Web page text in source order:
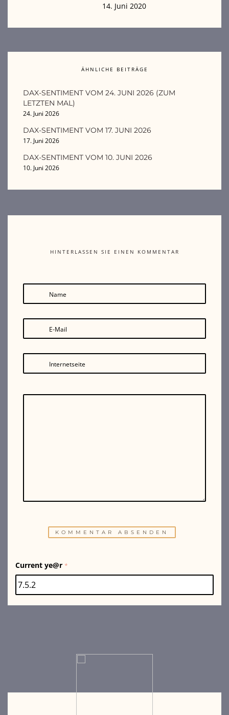
14. Juni 2020
ÄHNLICHE BEITRÄGE
DAX-SENTIMENT VOM 24. JUNI 2026 (ZUM
LETZTEN MAL)
24. Juni 2026
DAX-SENTIMENT VOM 17. JUNI 2026
17. Juni 2026
DAX-SENTIMENT VOM 10. JUNI 2026
10. Juni 2026
HINTERLASSEN SIE EINEN KOMMENTAR
Name
E-Mail
Internetseite
Current ye@r *